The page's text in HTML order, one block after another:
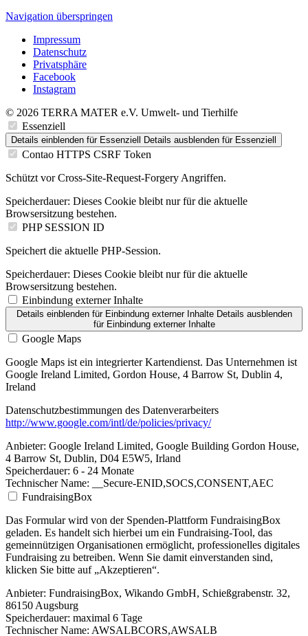
Navigation überspringen
Impressum
Datenschutz
Privatsphäre
Facebook
Instagram
© 2026 TERRA MATER e.V. Umwelt- und Tierhilfe
Essenziell
Details einblenden für Essenziell Details ausblenden für Essenziell
Contao HTTPS CSRF Token
Schützt vor Cross-Site-Request-Forgery Angriffen.
Speicherdauer: Dieses Cookie bleibt nur für die aktuelle
Browsersitzung bestehen.
PHP SESSION ID
Speichert die aktuelle PHP-Session.
Speicherdauer: Dieses Cookie bleibt nur für die aktuelle
Browsersitzung bestehen.
Einbindung externer Inhalte
Details einblendenfür Einbindung externer Inhalte Details ausblenden
für Einbindung externer Inhalte
Google Maps
Google Maps ist ein integrierter Kartendienst. Das Unternehmen ist
Google Ireland Limited, Gordon House, 4 Barrow St, Dublin 4,
Ireland
Datenschutzbestimmungen des Datenverarbeiters
http://www.google.com/intl/de/policies/privacy/
Anbieter: Google Ireland Limited, Google Building Gordon House,
4 Barrow St, Dublin, D04 E5W5, Irland
Speicherdauer: 6 - 24 Monate
Technischer Name: __Secure-ENID,SOCS,CONSENT,AEC
FundraisingBox
Das Formular wird von der Spenden-Plattform FundraisingBox
geladen. Es handelt sich hierbei um ein Fundraising-Tool, das
gemeinnützigen Organisationen ermöglicht, professionelles digitales
Fundraising zu betreiben. Wenn Sie damit einverstanden sind,
klicken Sie bitte auf „Akzeptieren“.
Anbieter: FundraisingBox, Wikando GmbH, Schießgrabenstr. 32,
86150 Augsburg
Speicherdauer: maximal 6 Tage
Technischer Name: AWSALBCORS,AWSALB